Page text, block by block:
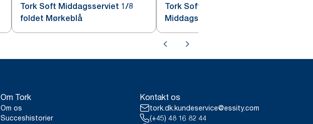
Tork Soft Middagsserviet 1/8
foldet Mørkeblå
Tork Soft
Middagsserviet Lyseblå
Om Tork
Om os
Succeshistorier
Kontakt os
tork.dk.kundeservice@essity.com
(+45) 48 16 82 44